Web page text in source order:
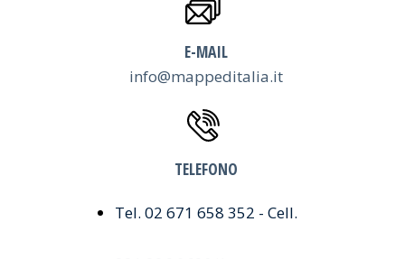
E-MAIL
TELEFONO
info@mappeditalia.it
Tel. 02 671 658 352 - Cell.